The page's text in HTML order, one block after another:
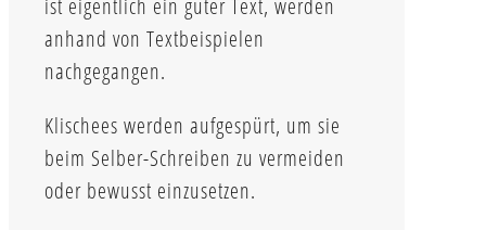
anhand von Textbeispielen
nachgegangen.
Klischees werden aufgespürt, um sie
beim Selber-Schreiben zu vermeiden
oder bewusst einzusetzen.